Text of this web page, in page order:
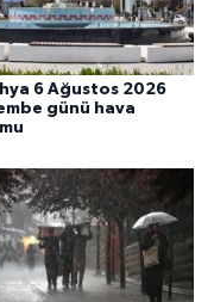
6 Ağustos 2026
günü hava